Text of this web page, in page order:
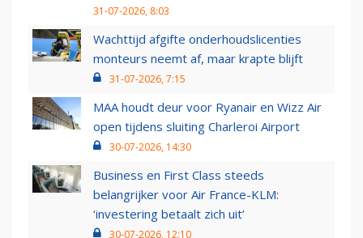
31-07-2026, 8:03
Wachttijd afgifte onderhoudslicenties
monteurs neemt af, maar krapte blijft
31-07-2026, 7:15
MAA houdt deur voor Ryanair en Wizz Air
open tijdens sluiting Charleroi Airport
30-07-2026, 14:30
Business en First Class steeds
belangrijker voor Air France-KLM:
‘investering betaalt zich uit’
30-07-2026, 12:10